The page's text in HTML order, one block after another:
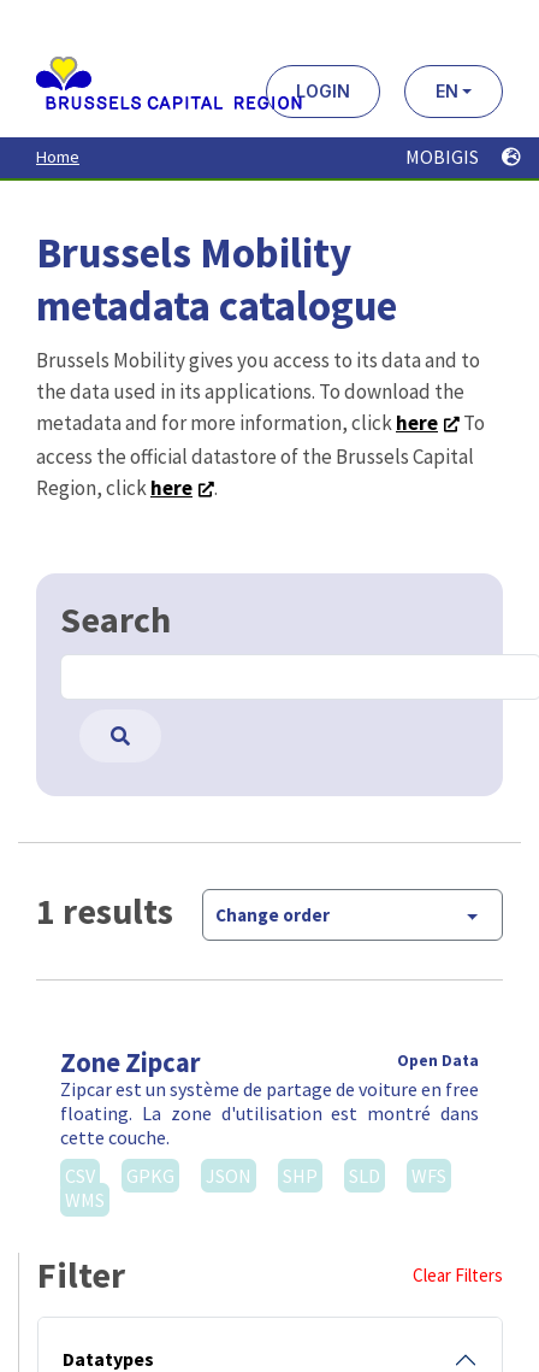
contenu
principal
LOGIN EN
Home MOBIGIS
Brussels Mobility
metadata catalogue
Brussels Mobility gives you access to its data and to
the data used in its applications. To download the
metadata and for more information, clickhere
To
access the official datastore of the Brussels Capital
Region, clickhere .
Search
1 results Change order
Zone Zipcar Open Data
Zipcar est un système de partage de voiture en free
floating. La zone d'utilisation est montré dans
cette couche.
CSV
GPKG JSON SHP SLD
WFS
WMS
Filter Clear Filters
Datatypes